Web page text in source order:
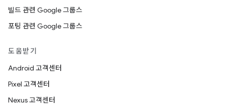
빌드 관련 Google 그룹스
포팅 관련 Google 그룹스
도움받기
Android 고객센터
Pixel 고객센터
Nexus 고객센터